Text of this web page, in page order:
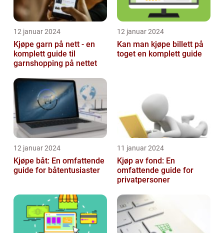
12 januar 2024
Kjøpe garn på nett - en
komplett guide til
garnshopping på nettet
12 januar 2024
Kan man kjøpe billett på
toget en komplett guide
12 januar 2024
Kjøpe båt: En omfattende
guide for båtentusiaster
11 januar 2024
Kjøp av fond: En
omfattende guide for
privatpersoner